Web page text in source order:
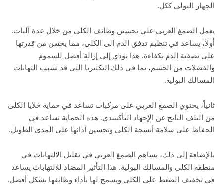
الجهاز البولي ككل.
يعمل الصمغ العربي على تحسين وظائف الكلى من خلال عدة آليات.
أولاً، يساعد في تنظيم تدفق الدم إلى الكلى، مما يحسن من قدرتها
على تصفية الدم بكفاءة. هذا يؤدي إلى إزالة أفضل للسموم
والفضلات من الجسم، بما في ذلك البكتيريا التي قد تسبب التهابات
المسالك البولية.
ثانياً، يحتوي الصمغ العربي على مركبات تساعد في حماية خلايا الكلى
من التلف الناتج عن الإجهاد التأكسدي. هذه الحماية تساعد في
الحفاظ على سلامة أنسجة الكلى وتحسين أدائها على المدى الطويل.
بالإضافة إلى ذلك، يساهم الصمغ العربي في تقليل الالتهابات في
منطقة الكلى والمسالك البولية. هذا التأثير المضاد للالتهابات يساعد
في تخفيف الضغط على الكلى ويسمح لها بأداء وظائفها بشكل أفضل.